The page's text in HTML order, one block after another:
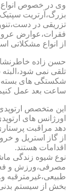
وی در خصوص انواع
بزرگ،آرتریت
تزریقی در
فقرات،عوارض
از انواع مشکلاتی
حسن زاده
تلقی نمی
ساعت بعد عمل
این متخصص
اورژانس های
دهد مراقبت
از گاز استریل و
اقدامات هستند.
نوع شیوه زندگی
مصرفی،ورزش و
طبیعی،غیرمترقبه
بخش از سیستم